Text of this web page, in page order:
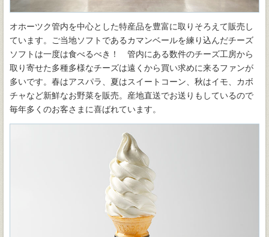
オホーツク管内を中心とした特産品を豊富に取りそろえて販売し
ています。ご当地ソフトであるカマンベールを練り込んだチーズ
ソフトは一度は食べるべき！ 管内にある数件のチーズ工房から
取り寄せた多種多様なチーズは遠くから買い求めに来るファンが
多いです。春はアスパラ、夏はスイートコーン、秋はイモ、カボ
チャなど新鮮なお野菜を販売。産地直送でお送りもしているので
毎年多くのお客さまに喜ばれています。